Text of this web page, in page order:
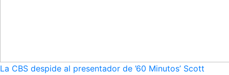
La CBS despide al presentador de ’60 Minutos’ Scott